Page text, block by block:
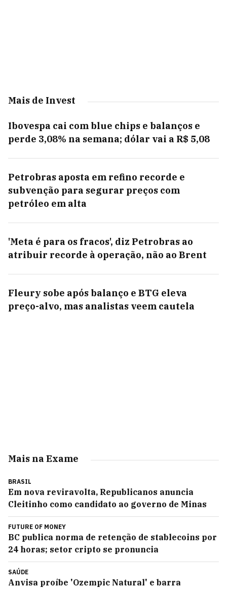
Mais de Invest
Ibovespa cai com blue chips e balanços e
perde 3,08% na semana; dólar vai a R$ 5,08
Petrobras aposta em refino recorde e
subvenção para segurar preços com
petróleo em alta
'Meta é para os fracos', diz Petrobras ao
atribuir recorde à operação, não ao Brent
Fleury sobe após balanço e BTG eleva
preço-alvo, mas analistas veem cautela
Mais na Exame
BRASIL
Em nova reviravolta, Republicanos anuncia
Cleitinho como candidato ao governo de Minas
FUTURE OF MONEY
BC publica norma de retenção de stablecoins por
24 horas; setor cripto se pronuncia
SAÚDE
Anvisa proíbe 'Ozempic Natural' e barra